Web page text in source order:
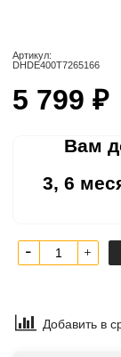
Артикул:
DHDЕ400T7265166
5 799 ₽
Вам
3, 6
Добавить в